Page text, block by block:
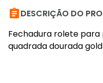
DESCRIÇÃO DO
Fechadura rolete
quadrada dourada